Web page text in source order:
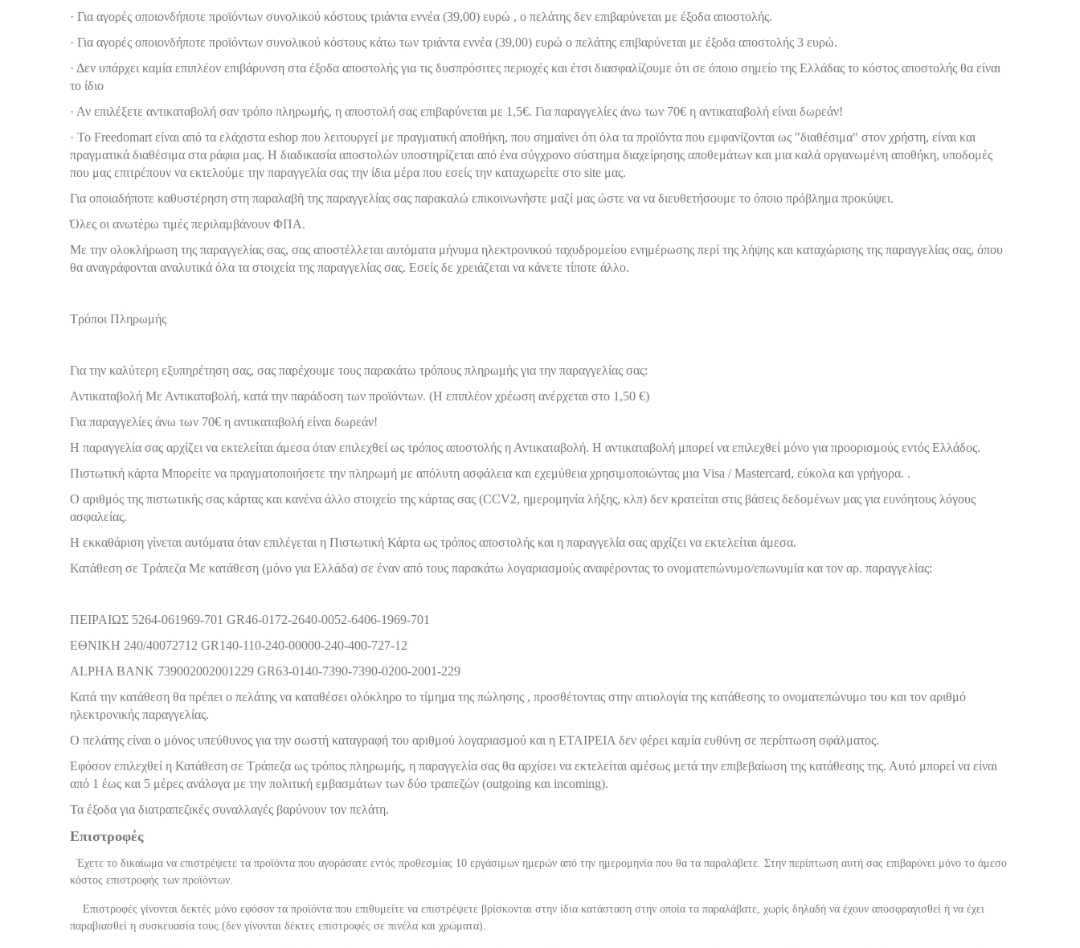
· Για αγορές οποιονδήποτε προϊόντων συνολικού κόστους τριάντα εννέα (39,00) ευρώ , ο πελάτης δεν επιβαρύνεται με έξοδα αποστολής.
· Για αγορές οποιονδήποτε προϊόντων συνολικού κόστους κάτω των τριάντα εννέα (39,00) ευρώ ο πελάτης επιβαρύνεται με έξοδα αποστολής 3 ευρώ.
· Δεν υπάρχει καμία επιπλέον επιβάρυνση στα έξοδα αποστολής για τις δυσπρόσιτες περιοχές και έτσι διασφαλίζουμε ότι σε όποιο σημείο της Ελλάδας το κόστος αποστολής θα είναι
το ίδιο
· Αν επιλέξετε αντικαταβολή σαν τρόπο πληρωμής, η αποστολή σας επιβαρύνεται με 1,5€. Για παραγγελίες άνω των 70€ η αντικαταβολή είναι δωρεάν!
· Το Freedomart είναι από τα ελάχιστα eshop που λειτουργεί με πραγματική αποθήκη, που σημαίνει ότι όλα τα προϊόντα που εμφανίζονται ως "διαθέσιμα" στον χρήστη, είναι και
πραγματικά διαθέσιμα στα ράφια μας. Η διαδικασία αποστολών υποστηρίζεται από ένα σύγχρονο σύστημα διαχείρησης αποθεμάτων και μια καλά οργανωμένη αποθήκη, υποδομές
που μας επιτρέπουν να εκτελούμε την παραγγελία σας την ίδια μέρα που εσείς την καταχωρείτε στο site μας.
Για οποιαδήποτε καθυστέρηση στη παραλαβή της παραγγελίας σας παρακαλώ επικοινωνήστε μαζί μας ώστε να να διευθετήσουμε το όποιο πρόβλημα προκύψει.
Όλες οι ανωτέρω τιμές περιλαμβάνουν ΦΠΑ.
Με την ολοκλήρωση της παραγγελίας σας, σας αποστέλλεται αυτόματα μήνυμα ηλεκτρονικού ταχυδρομείου ενημέρωσης περί της λήψης και καταχώρισης της παραγγελίας σας, όπου
θα αναγράφονται αναλυτικά όλα τα στοιχεία της παραγγελίας σας. Εσείς δε χρειάζεται να κάνετε τίποτε άλλο.
Τρόποι Πληρωμής
Για την καλύτερη εξυπηρέτηση σας, σας παρέχουμε τους παρακάτω τρόπους πληρωμής για την παραγγελίας σας:
Αντικαταβολή Με Αντικαταβολή, κατά την παράδοση των προϊόντων. (Η επιπλέον χρέωση ανέρχεται στο 1,50 €)
Για παραγγελίες άνω των 70€ η αντικαταβολή είναι δωρεάν!
Η παραγγελία σας αρχίζει να εκτελείται άμεσα όταν επιλεχθεί ως τρόπος αποστολής η Αντικαταβολή. Η αντικαταβολή μπορεί να επιλεχθεί μόνο για προορισμούς εντός Ελλάδος.
Πιστωτική κάρτα Μπορείτε να πραγματοποιήσετε την πληρωμή με απόλυτη ασφάλεια και εχεμύθεια χρησιμοποιώντας μια Visa / Mastercard, εύκολα και γρήγορα. .
Ο αριθμός της πιστωτικής σας κάρτας και κανένα άλλο στοιχείο της κάρτας σας (CCV2, ημερομηνία λήξης, κλπ) δεν κρατείται στις βάσεις δεδομένων μας για ευνόητους λόγους
ασφαλείας.
Η εκκαθάριση γίνεται αυτόματα όταν επιλέγεται η Πιστωτική Κάρτα ως τρόπος αποστολής και η παραγγελία σας αρχίζει να εκτελείται άμεσα.
Κατάθεση σε Τράπεζα Με κατάθεση (μόνο για Ελλάδα) σε έναν από τους παρακάτω λογαριασμούς αναφέροντας το ονοματεπώνυμο/επωνυμία και τον αρ. παραγγελίας:
ΠΕΙΡΑΙΩΣ 5264-061969-701 GR46-0172-2640-0052-6406-1969-701
ΕΘΝΙΚΗ 240/40072712 GR140-110-240-00000-240-400-727-12
ALPHA BANK 739002002001229 GR63-0140-7390-7390-0200-2001-229
Κατά την κατάθεση θα πρέπει ο πελάτης να καταθέσει ολόκληρο το τίμημα της πώλησης , προσθέτοντας στην αιτιολογία της κατάθεσης το ονοματεπώνυμο του και τον αριθμό
ηλεκτρονικής παραγγελίας.
Ο πελάτης είναι ο μόνος υπεύθυνος για την σωστή καταγραφή του αριθμού λογαριασμού και η ΕΤΑΙΡΕΙΑ δεν φέρει καμία ευθύνη σε περίπτωση σφάλματος.
Εφόσον επιλεχθεί η Κατάθεση σε Τράπεζα ως τρόπος πληρωμής, η παραγγελία σας θα αρχίσει να εκτελείται αμέσως μετά την επιβεβαίωση της κατάθεσης της. Αυτό μπορεί να είναι
από 1 έως και 5 μέρες ανάλογα με την πολιτική εμβασμάτων των δύο τραπεζών (outgoing και incoming).
Τα έξοδα για διατραπεζικές συναλλαγές βαρύνουν τον πελάτη.
Επιστροφές
Έχετε το δικαίωμα να επιστρέψετε τα προϊόντα που αγοράσατε εντός προθεσμίας 10 εργάσιμων ημερών από την ημερομηνία που θα τα παραλάβετε. Στην περίπτωση αυτή σας επιβαρύνει μόνο το άμεσο
κόστος επιστροφής των προϊόντων.
Επιστροφές γίνονται δεκτές μόνο εφόσον τα προϊόντα που επιθυμείτε να επιστρέψετε βρίσκονται στην ίδια κατάσταση στην οποία τα παραλάβατε, χωρίς δηλαδή να έχουν αποσφραγισθεί ή να έχει
παραβιασθεί η συσκευασία τους.(δεν γίνονται δέκτες επιστροφές σε πινέλα και χρώματα).